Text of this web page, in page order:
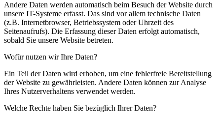
Andere Daten werden automatisch beim Besuch der Website durch
unsere IT-Systeme erfasst. Das sind vor allem technische Daten
(z.B. Internetbrowser, Betriebssystem oder Uhrzeit des
Seitenaufrufs). Die Erfassung dieser Daten erfolgt automatisch,
sobald Sie unsere Website betreten.
Wofür nutzen wir Ihre Daten?
Ein Teil der Daten wird erhoben, um eine fehlerfreie Bereitstellung
der Website zu gewährleisten. Andere Daten können zur Analyse
Ihres Nutzerverhaltens verwendet werden.
Welche Rechte haben Sie bezüglich Ihrer Daten?